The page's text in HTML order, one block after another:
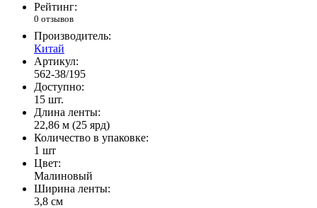
Рейтинг:
0 отзывов
Производитель:
Китай
Артикул:
562-38/195
Доступно:
15 шт.
Длина ленты:
22,86 м (25 ярд)
Количество в упаковке:
1 шт
Цвет:
Малиновый
Ширина ленты:
3,8 см